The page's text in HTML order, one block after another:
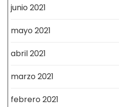
junio 2021
mayo 2021
abril 2021
marzo 2021
febrero 2021